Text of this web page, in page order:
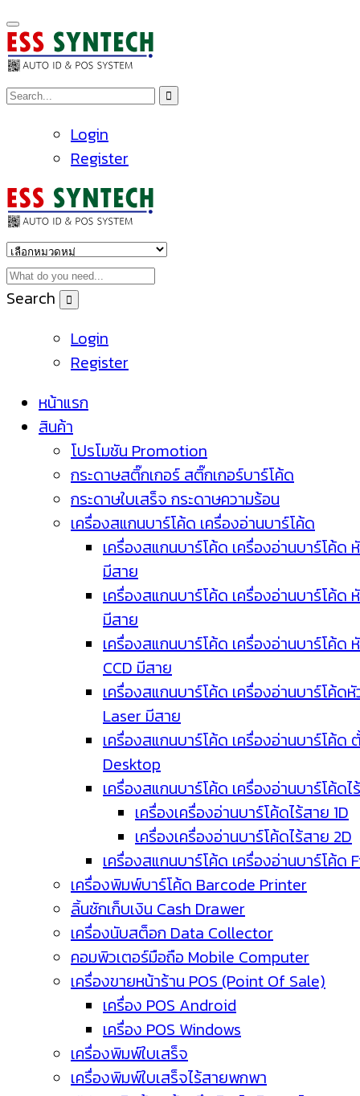
Login
Register
Search
Login
Register
หน้าแรก
สินค้า
โปรโมชัน Promotion
กระดาษสติ๊กเกอร์ สติ๊กเกอร์บาร์โค้ด
กระดาษใบเสร็จ กระดาษความร้อน
เครื่องสแกนบาร์โค้ด เครื่องอ่านบาร์โค้ด
เครื่องสแกนบาร์โค้ด เครื่องอ่านบาร์โค้ด
มีสาย
เครื่องสแกนบาร์โค้ด เครื่องอ่านบาร์โค้ด
มีสาย
เครื่องสแกนบาร์โค้ด เครื่องอ่านบาร์โค้ด
CCD มีสาย
เครื่องสแกนบาร์โค้ด เครื่องอ่านบาร์โค้ด
Laser มีสาย
เครื่องสแกนบาร์โค้ด เครื่องอ่านบาร์โค้ด
Desktop
เครื่องสแกนบาร์โค้ด เครื่องอ่านบาร์โค้ดไ
เครื่องเครื่องอ่านบาร์โค้ดไร้สาย 1D
เครื่องเครื่องอ่านบาร์โค้ดไร้สาย 2D
เครื่องสแกนบาร์โค้ด เครื่องอ่านบาร์โค้ด
เครื่องพิมพ์บาร์โค้ด Barcode Printer
ลิ้นชักเก็บเงิน Cash Drawer
เครื่องนับสต็อก Data Collector
คอมพิวเตอร์มือถือ Mobile Computer
เครื่องขายหน้าร้าน POS (Point Of Sale)
เครื่อง POS Android
เครื่อง POS Windows
เครื่องพิมพ์ใบเสร็จ
เครื่องพิมพ์ใบเสร็จไร้สายพกพา